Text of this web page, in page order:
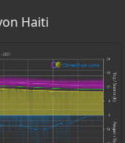
Haiti